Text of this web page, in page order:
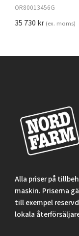
OR80013456G
35 730 kr (ex. moms)
Alla priser på
maskin. Priserna
till exempel
lokala